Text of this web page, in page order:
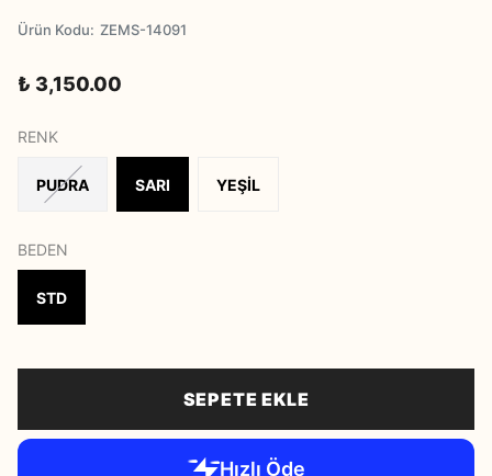
Ürün Kodu: ZEMS-14091
₺ 3,150.00
RENK
PUDRA SARI YEŞİL
BEDEN
STD
SEPETE EKLE